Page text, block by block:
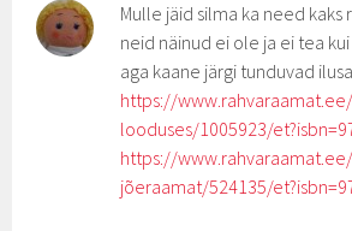
Mulle jäid silma ka need kaks
neid näinud ei ole ja ei tea
aga kaane järgi tunduvad
https://
looduses/1005923/
https://
jõeraamat/524135/